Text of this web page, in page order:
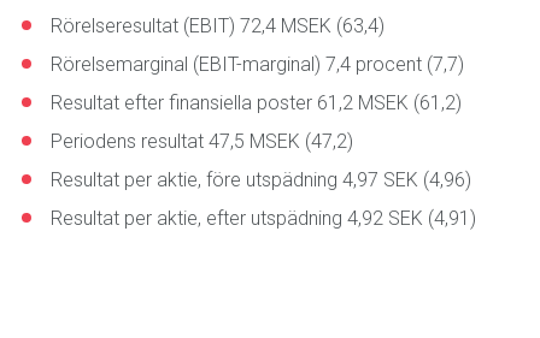
Rörelseresultat (EBIT) 72,4 MSEK (63,4)
Rörelsemarginal (EBIT-marginal) 7,4 procent (7,7)
Resultat efter finansiella poster 61,2 MSEK (61,2)
Periodens resultat 47,5 MSEK (47,2)
Resultat per aktie, före utspädning 4,97 SEK (4,96)
Resultat per aktie, efter utspädning 4,92 SEK (4,91)